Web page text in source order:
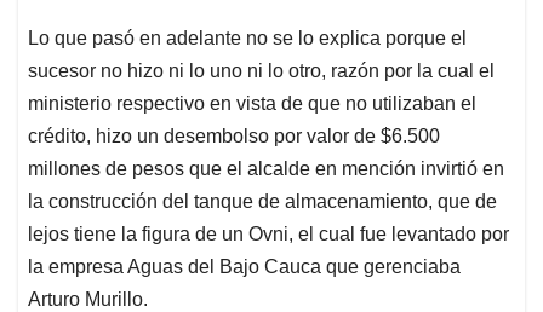
Lo que pasó en adelante no se lo explica porque el
sucesor no hizo ni lo uno ni lo otro, razón por la cual el
ministerio respectivo en vista de que no utilizaban el
crédito, hizo un desembolso por valor de $6.500
millones de pesos que el alcalde en mención invirtió en
la construcción del tanque de almacenamiento, que de
lejos tiene la figura de un Ovni, el cual fue levantado por
la empresa Aguas del Bajo Cauca que gerenciaba
Arturo Murillo.